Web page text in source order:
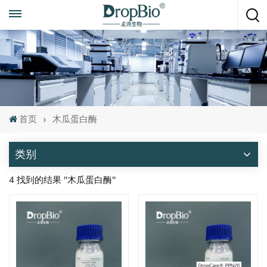
+86 15951008670
首页 木瓜蛋白酶
类别
4 找到的结果 "木瓜蛋白酶"